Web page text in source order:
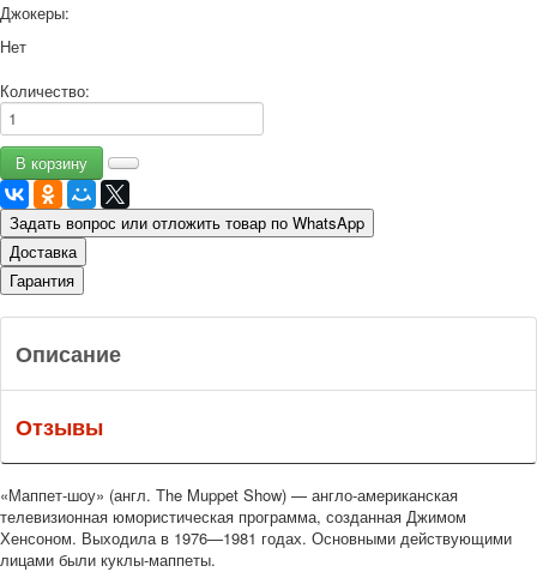
Джокеры:
Нет
Количество:
Задать вопрос или отложить товар по WhatsApp
Доставка
Гарантия
Описание
Отзывы
«Маппет-шоу» (англ. The Muppet Show) — англо-американская
телевизионная юмористическая программа, созданная Джимом
Хенсоном. Выходила в 1976—1981 годах. Основными действующими
лицами были куклы-маппеты.